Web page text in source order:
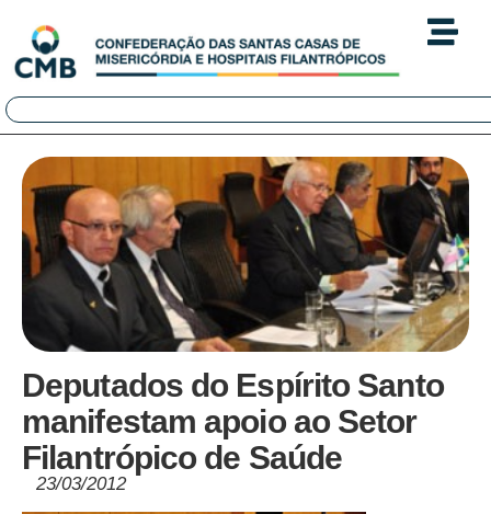
Deputados do Espírito Santo
manifestam apoio ao Setor
Filantrópico de Saúde
23/03/2012